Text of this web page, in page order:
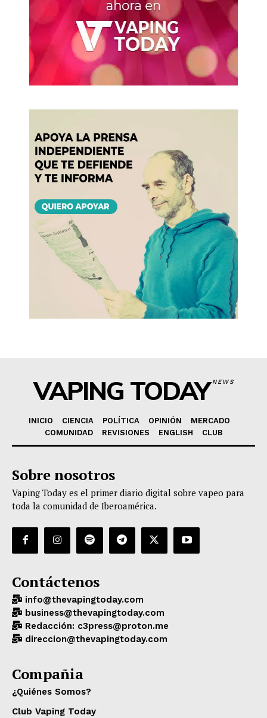
VAPING TODAYNEWS
INICIO CIENCIA POLÍTICA OPINIÓN
MERCADO
COMUNIDAD
REVISIONES ENGLISH CLUB
Sobre nosotros
Vaping Today es el primer diario digital sobre vapeo para
toda la comunidad de Iberoamérica.
Contáctenos
info@thevapingtoday.com
business@thevapingtoday.com
Redacción: c3press@proton.me
direccion@thevapingtoday.com
Compañia
¿Quiénes Somos?
Club Vaping Today